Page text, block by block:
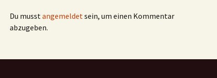
Du musstangemeldetsein, um einen Kommentar
abzugeben.